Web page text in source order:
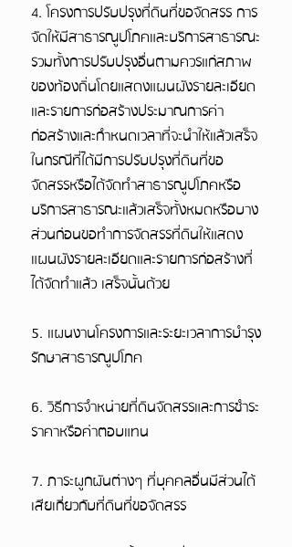
4. โครงการปรับปรุงที่ดินที่ขอจัดสรร การ
จัดให้มีสาธารณูปโภคและบริการสาธารณะ
รวมทั้งการปรับปรุงอื่นตามควรแก่สภาพ
ของท้องถิ่นโดยแสดงแผนผังรายละเอียด
และรายการก่อสร้างประมาณการค่า
ก่อสร้างและกำหนดเวลาที่จะนำให้แล้วเสร็จ
ในกรณีที่ได้มีการปรับปรุงที่ดินที่ขอ
จัดสรรหรือได้จัดทำสาธารณูปโภคหรือ
บริการสาธารณะแล้วเสร็จทั้งหมดหรือบาง
ส่วนก่อนขอทำการจัดสรรที่ดินให้แสดง
แผนผังรายละเอียดและรายการก่อสร้างที่
ได้จัดทำแล้ว เสร็จนั้นด้วย
5. แผนงานโครงการและระยะเวลาการบำรุง
รักษาสาธารณูปโภค
6. วิธีการจำหน่ายที่ดินจัดสรรและการชำระ
ราคาหรือค่าตอบแทน
7. ภาระผูกผันต่างๆ ที่บุคคลอื่นมีส่วนได้
เสียเกี่ยวกับที่ดินที่ขอจัดสรร